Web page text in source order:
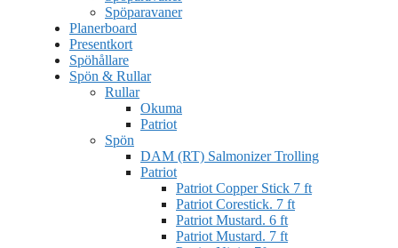
Spöparavaner
Planerboard
Presentkort
Spöhållare
Spön & Rullar
Rullar
Okuma
Patriot
Spön
DAM (RT) Salmonizer Trolling
Patriot
Patriot Copper Stick 7 ft
Patriot Corestick. 7 ft
Patriot Mustard. 6 ft
Patriot Mustard. 7 ft